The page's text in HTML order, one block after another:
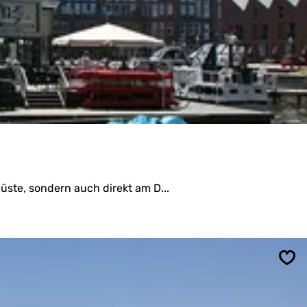
sondern auch direkt am D...